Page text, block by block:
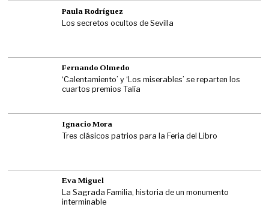
Paula Rodríguez
Los secretos ocultos de Sevilla
Fernando Olmedo
‘Calentamiento’ y ‘Los miserables’ se reparten los
cuartos premios Talía
Ignacio Mora
Tres clásicos patrios para la Feria del Libro
Eva Miguel
La Sagrada Familia, historia de un monumento
interminable